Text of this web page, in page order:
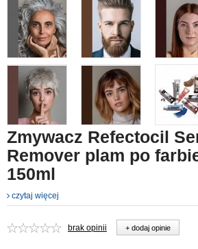
Zmywacz Refectocil
Remover plam po
150ml
czytaj więcej
brak opinii + dodaj opinie